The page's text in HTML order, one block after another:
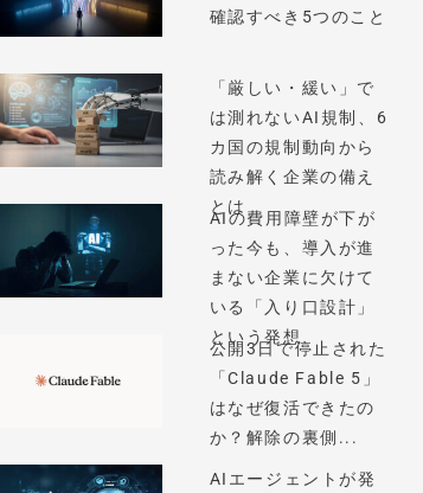
確認すべき5つのこと
「厳しい・緩い」で
は測れないAI規制、6
カ国の規制動向から
読み解く企業の備え
とは
AIの費用障壁が下が
った今も、導入が進
まない企業に欠けて
いる「入り口設計」
という発想
公開3日で停止された
「Claude Fable 5」
はなぜ復活できたの
か？解除の裏側...
AIエージェントが発